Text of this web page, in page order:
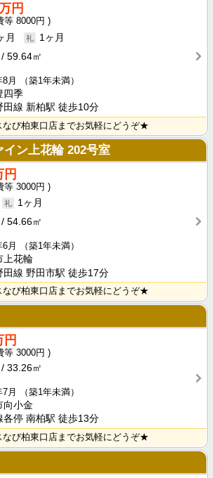
円
8000円
月
1ヶ月
59.64㎡
8月
（築1年未満）
四季
田線 新柏駅 徒歩10分
なび柏東口店までお気軽にどうぞ★
イン上花輪202号室
円
3000円
1ヶ月
54.66㎡
月
（築1年未満）
上花輪
田線 野田市駅 徒歩17分
なび柏東口店までお気軽にどうぞ★
円
3000円
33.26㎡
7月
（築1年未満）
向小金
各停 南柏駅 徒歩13分
なび柏東口店までお気軽にどうぞ★